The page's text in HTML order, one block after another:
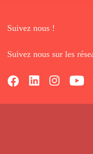
Suivez nous !
Suivez nous sur les